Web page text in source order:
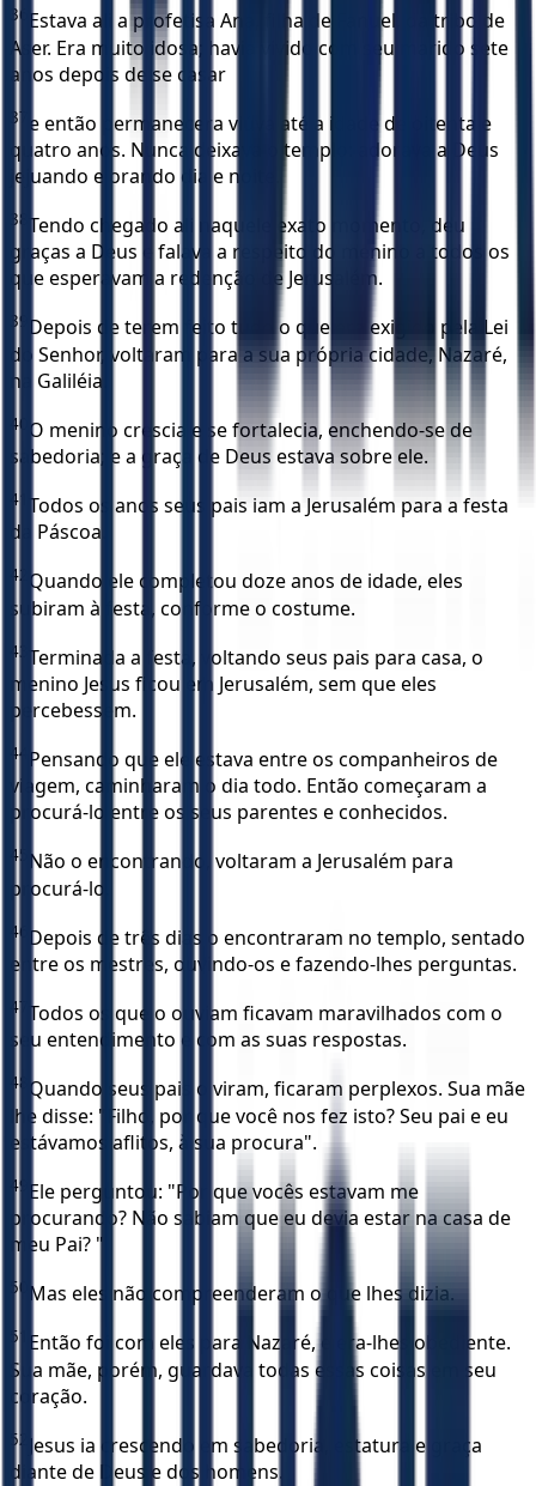
36 Estava ali a profetisa Ana, filha de Fanuel, da tribo de
Aser. Era muito idosa; havia vivido com seu marido sete
anos depois de se casar
37 e então permanecera viúva até a idade de oitenta e
quatro anos. Nunca deixava o templo: adorava a Deus
jejuando e orando dia e noite.
38 Tendo chegado ali naquele exato momento, deu
graças a Deus e falava a respeito do menino a todos os
que esperavam a redenção de Jerusalém.
39 Depois de terem feito tudo o que era exigido pela Lei
do Senhor, voltaram para a sua própria cidade, Nazaré,
na Galiléia.
40 O menino crescia e se fortalecia, enchendo-se de
sabedoria; e a graça de Deus estava sobre ele.
41 Todos os anos seus pais iam a Jerusalém para a festa
da Páscoa.
42 Quando ele completou doze anos de idade, eles
subiram à festa, conforme o costume.
43 Terminada a festa, voltando seus pais para casa, o
menino Jesus ficou em Jerusalém, sem que eles
percebessem.
44 Pensando que ele estava entre os companheiros de
viagem, caminharam o dia todo. Então começaram a
procurá-lo entre os seus parentes e conhecidos.
45 Não o encontrando, voltaram a Jerusalém para
procurá-lo.
46 Depois de três dias o encontraram no templo, sentado
entre os mestres, ouvindo-os e fazendo-lhes perguntas.
47 Todos os que o ouviam ficavam maravilhados com o
seu entendimento e com as suas respostas.
48 Quando seus pais o viram, ficaram perplexos. Sua mãe
lhe disse: "Filho, por que você nos fez isto? Seu pai e eu
estávamos aflitos, à sua procura".
49 Ele perguntou: "Por que vocês estavam me
procurando? Não sabiam que eu devia estar na casa de
meu Pai? "
50 Mas eles não compreenderam o que lhes dizia.
51
Então foi com eles para Nazaré, e era-lhes obediente.
Sua mãe, porém, guardava todas essas coisas em seu
coração.
52 Jesus ia crescendo em sabedoria, estatura e graça
diante de Deus e dos homens.